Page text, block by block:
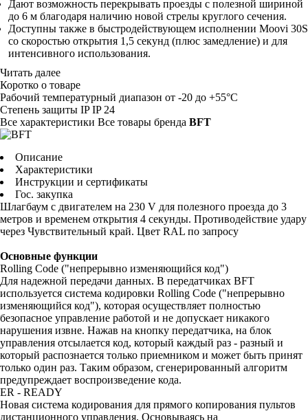
Дают возможность перекрывать проезды с полезной шириной
до 6 м благодаря наличию новой стрелы круглого сечения.
Доступны также в быстродействующем исполнении Moovi 30S
со скоростью открытия 1,5 секунд (плюс замедление) и для
интенсивного использования.
Читать далее
Коротко о товаре
Рабочий температурный диапазон от -20 до +55°С
Степень защиты IP IP 24
Все характеристики Все товары бренда BFT
Описание
Характеристики
Инструкции и сертификаты
Гос. закупка
Шлагбаум с двигателем на 230 V для полезного проезда до 3
метров и временем открытия 4 секунды. Противодействие удару
через Чувствительный край. Цвет RAL по запросу
Основные функции
Rolling Code ("непрерывно изменяющийся код")
Для надежной передачи данных. В передатчиках BFT
используется система кодировки Rolling Code ("непрерывно
изменяющийся код"), которая осуществляет полностью
безопасное управление работой и не допускает никакого
нарушения извне. Нажав на кнопку передатчика, на блок
управления отсылается код, который каждый раз - разный и
который распознается только приемником и может быть принят
только один раз. Таким образом, сгенерированный алгоритм
предупреждает воспроизведение кода.
ER - READY
Новая система кодирования для прямого копирования пультов
дистанционного управления. Основываясь на